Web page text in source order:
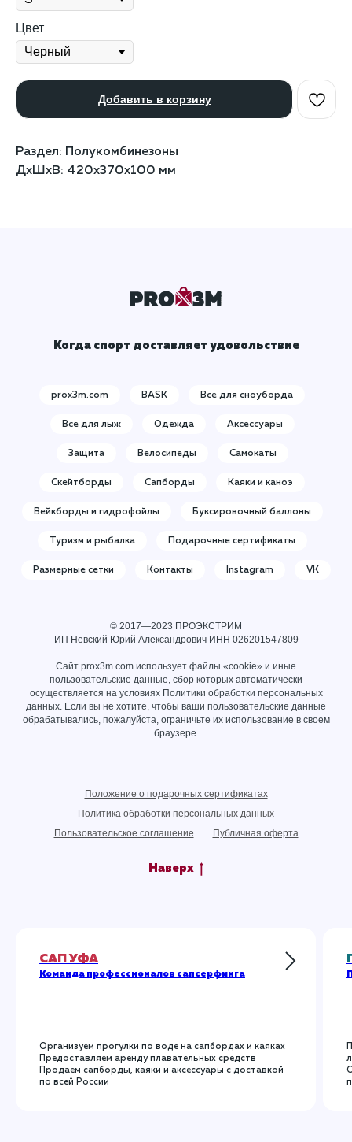
Цвет
Добавить в корзину
Раздел: Полукомбинезоны
ДxШxВ: 420x370x100 мм
Когда спорт доставляет удовольствие
prox3m.com BASK Все для сноуборда
Все для лыж Одежда Аксессуары
Защита Велосипеды Самокаты
Скейтборды Сапборды Каяки и каноэ
Вейкборды и гидрофойлы Буксировочный баллоны
Туризм и рыбалка Подарочные сертификаты
Размерные сетки Контакты Instagram VK
© 2017—2023 ПРОЭКСТРИМ
ИП Невский Юрий Александрович ИНН 026201547809
Сайт prox3m.com использует файлы «cookie» и иные
пользовательские данные, сбор которых автоматически
осуществляется на условиях Политики обработки персональных
данных. Если вы не хотите, чтобы ваши пользовательские данные
обрабатывались, пожалуйста, ограничьте их использование в своем
браузере.
Положение о подарочных сертификатах
Политика обработки персональных данных
Пользовательское соглашение
Публичная оферта
Наверх
САП УФА
Команда профессионалов сапсерфинга
Организуем прогулки по воде на сапбордах и каяках
Предоставляем аренду плавательных средств
Продаем сапборды, каяки и аксессуары с доставкой
по всей России